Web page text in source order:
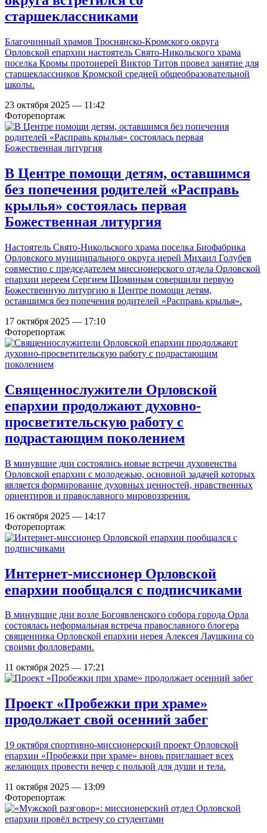
старшеклассниками
Благочинный храмов Троснянско-Кромского округа
Орловской епархии настоятель Свято-Никольского храма
поселка Кромы протоиерей Виктор Титов провел занятие для
старшеклассников Кромской средней общеобразовательной
школы.
23 октября 2025 — 11:42
Фоторепортаж
В Центре помощи детям, оставшимся
без попечения родителей «Расправь
крылья» состоялась первая
Божественная литургия
Настоятель Свято-Никольского храма поселка Биофабрика
Орловского муниципального округа иерей Михаил Голубев
совместно с председателем миссионерского отдела Орловской
епархии иереем Сергием Шоминым совершили первую
Божественную литургию в Центре помощи детям,
оставшимся без попечения родителей «Расправь крылья».
17 октября 2025 — 17:10
Фоторепортаж
Священнослужители Орловской
епархии продолжают духовно-
просветительскую работу с
подрастающим поколением
В минувшие дни состоялись новые встречи духовенства
Орловской епархии с молодежью, основной задачей которых
является формирование духовных ценностей, нравственных
ориентиров и православного мировоззрения.
16 октября 2025 — 14:17
Фоторепортаж
Интернет-миссионер Орловской
епархии пообщался с подписчиками
В минувшие дни возле Богоявленского собора города Орла
состоялась неформальная встреча православного блогера
священника Орловской епархии иерея Алексея Лаушкина со
своими фолловерами.
11 октября 2025 — 17:21
Проект «Пробежки при храме»
продолжает свой осенний забег
19 октября спортивно-миссионерский проект Орловской
епархии «Пробежки при храме» вновь приглашает всех
желающих провести вечер с пользой для души и тела.
11 октября 2025 — 13:09
Фоторепортаж